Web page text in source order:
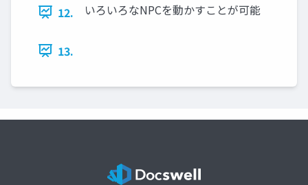
12. いろいろなNPCを動かすことが可能
13.